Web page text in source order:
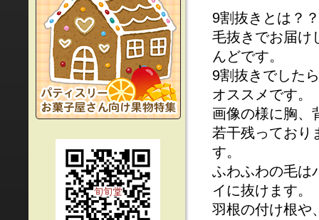
9割抜きとは？？
毛抜きでお届け
んどです。
9割抜きでした
オススメです。
画像の様に胸、
若干残っており
す。
ふわふわの毛は
イに抜けます。
羽根の付け根や